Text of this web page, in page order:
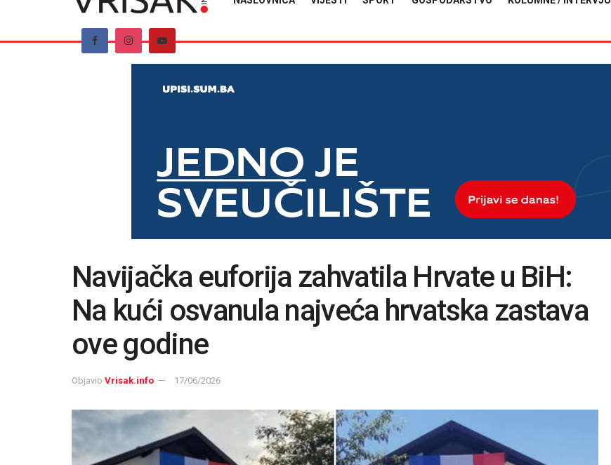
Navijačka euforija zahvatila Hrvate u BiH:
Na kući osvanula najveća hrvatska zastava
ove godine
Objavio Vrisak.info 17/06/2026